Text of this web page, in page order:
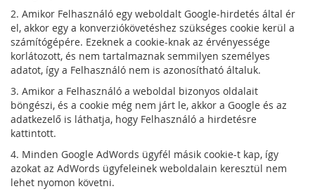
2. Amikor Felhasználó egy weboldalt Google-hirdetés által ér
el, akkor egy a konverziókövetéshez szükséges cookie kerül a
számítógépére. Ezeknek a cookie-knak az érvényessége
korlátozott, és nem tartalmaznak semmilyen személyes
adatot, így a Felhasználó nem is azonosítható általuk.
3. Amikor a Felhasználó a weboldal bizonyos oldalait
böngészi, és a cookie még nem járt le, akkor a Google és az
adatkezelő is láthatja, hogy Felhasználó a hirdetésre
kattintott.
4. Minden Google AdWords ügyfél másik cookie-t kap, így
azokat az AdWords ügyfeleinek weboldalain keresztül nem
lehet nyomon követni.